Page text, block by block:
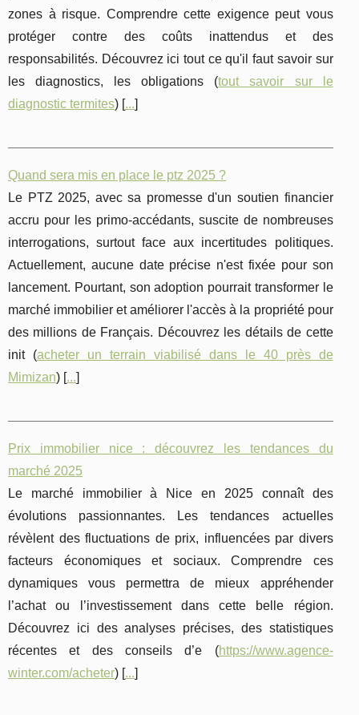
zones à risque. Comprendre cette exigence peut vous
protéger contre des coûts inattendus et des
responsabilités. Découvrez ici tout ce qu'il faut savoir sur
les diagnostics, les obligations (tout savoir sur le
diagnostic termites) [...]
Quand sera mis en place le ptz 2025 ?
Le PTZ 2025, avec sa promesse d'un soutien financier
accru pour les primo-accédants, suscite de nombreuses
interrogations, surtout face aux incertitudes politiques.
Actuellement, aucune date précise n'est fixée pour son
lancement. Pourtant, son adoption pourrait transformer le
marché immobilier et améliorer l'accès à la propriété pour
des millions de Français. Découvrez les détails de cette
init (acheter un terrain viabilisé dans le 40 près de
Mimizan) [...]
Prix immobilier nice : découvrez les tendances du
marché 2025
Le marché immobilier à Nice en 2025 connaît des
évolutions passionnantes. Les tendances actuelles
révèlent des fluctuations de prix, influencées par divers
facteurs économiques et sociaux. Comprendre ces
dynamiques vous permettra de mieux appréhender
l’achat ou l’investissement dans cette belle région.
Découvrez ici des analyses précises, des statistiques
récentes et des conseils d’e (https://www.agence-
winter.com/acheter) [...]